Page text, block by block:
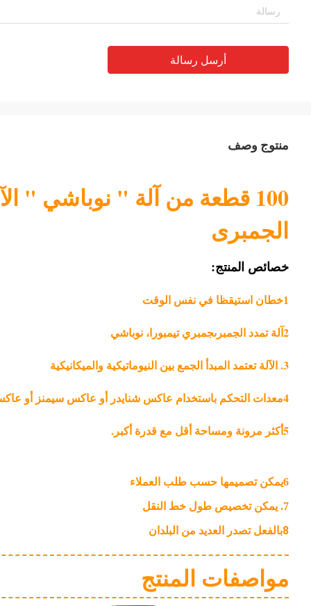
أرسل رسالة
منتوج وصف
100 قطعة من آلة " نوباشي "
الجمبرى
خصائص المنتج:
1خطان استيقظا في نفس الوقت
2آلة تمدد الجمبرى جمبري تيمبورا، نوباشي
3. الآلة تعتمد المبدأ الجمع بين النيوماتيكية والميكانيكية
4معدات التحكم باستخدام عاكس شنايدر أو عاكس سيمنز أو عاكس أومرون
5أكثر مرونة ومساحة أقل مع قدرة أكبر.
6يمكن تصميمها حسب طلب العملاء
7. يمكن تخصيص طول خط النقل
8بالفعل تصدر العديد من البلدان
مواصفات المنتج